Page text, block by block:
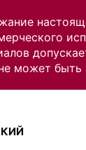
может быть